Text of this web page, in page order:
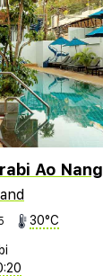
Ao Nang
30°C